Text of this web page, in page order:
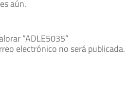
aún.
“ADLE5035”
electrónico no será publicada.